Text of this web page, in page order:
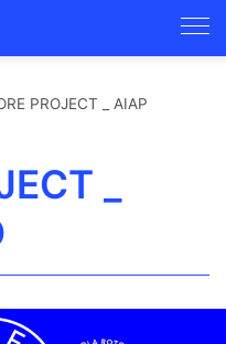
PROJECT _ AIAP
_